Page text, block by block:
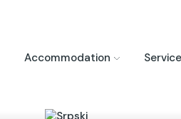
Accommodation